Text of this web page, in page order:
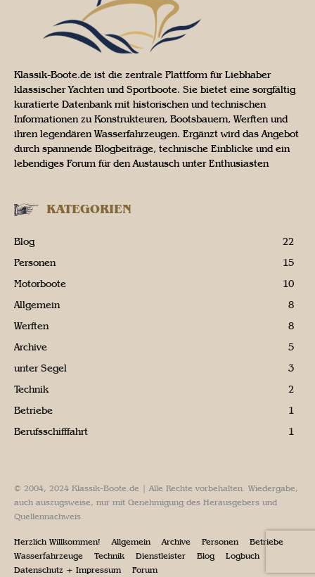
Klassik-Boote.de ist die zentrale Plattform für Liebhaber
klassischer Yachten und Sportboote. Sie bietet eine sorgfältig
kuratierte Datenbank mit historischen und technischen
Informationen zu Konstrukteuren, Bootsbauern, Werften und
ihren legendären Wasserfahrzeugen. Ergänzt wird das Angebot
durch spannende Blogbeiträge, technische Einblicke und ein
lebendiges Forum für den Austausch unter Enthusiasten
KATEGORIEN
Blog
22
Personen
15
Motorboote
10
Allgemein
8
Werften
8
Archive
5
unter Segel
3
Technik
2
Betriebe
1
Berufsschifffahrt
1
© 2004, 2024 Klassik-Boote.de | Alle Rechte vorbehalten. Wiedergabe,
auch auszugsweise, nur mit Genehmigung des Herausgebers und
Quellennachweis.
Herzlich Willkommen! Allgemein Archive Personen
Betriebe
Wasserfahrzeuge
Technik Dienstleister Blog
Logbuch
Datenschutz + Impressum
Forum